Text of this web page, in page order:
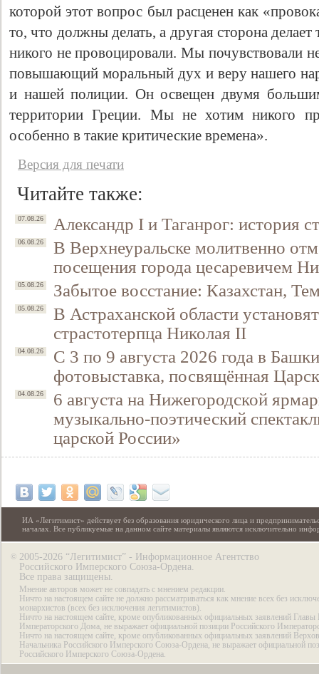
которой этот вопрос был расценен как
то, что должны делать, а другая сторона
никого не провоцировали. Мы почувствовали
повышающий моральный дух и веру нашего
и нашей полиции. Он освещен двумя
территории Греции. Мы не хотим никого
особенно в такие критические времена».
Версия для печати
Читайте также:
07.08.26 Александр I и Таганрог: история
06.08.26
В Верхнеуральске молитвенно
посещения города цесаревичем
05.08.26 Забытое восстание: Казахстан,
05.08.26
В Астраханской области
страстотерпца Николая II
04.08.26
С 3 по 9 августа 2026 года в
фотовыставка, посвящённая
04.08.26
6 августа на Нижегородской
музыкально-поэтический
царской России»
ИА «Легитимист» действует без образования юридического лица и
началах. Все публикуемые на данном сайте материалы являются исключительно
© 2005-2026 “Легитимист” - Информационное Агентство
Российского Имперского Союза-Ордена.
Все права защищены.
Мнение авторов может не совпадать с мнением редакции.
Ничто на настоящем сайте не должно рассматриваться как мнение всех без
монархистов (всех без исключения легитимистов).
Ничто на настоящем сайте, кроме опубликованных официальных заявлений Главы
Императорского Дома, не выражает официальной позиции Российского
Ничто на настоящем сайте, кроме опубликованных официальных заявлений
Начальника Российского Имперского Союза-Ордена, не выражает официальной
Российского Имперского Союза-Ордена.